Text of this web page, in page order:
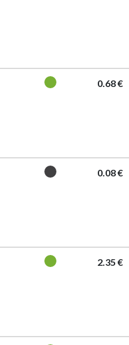
0.68 €
0.08 €
2.35 €